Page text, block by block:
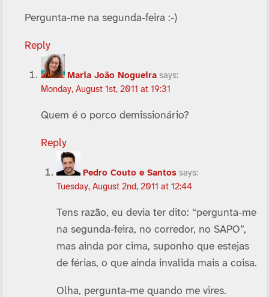
Pergunta-me na segunda-feira :-)
Reply
Maria João Nogueira says:
Monday, August 1st, 2011 at 19:31
Quem é o porco demissionário?
Reply
Pedro Couto e Santos says:
Tuesday, August 2nd, 2011 at 12:44
Tens razão, eu devia ter dito: “pergunta-me
na segunda-feira, no corredor, no SAPO”,
mas ainda por cima, suponho que estejas
de férias, o que ainda invalida mais a coisa.
Olha, pergunta-me quando me vires.